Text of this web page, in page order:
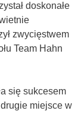
doskonałe
zwycięstwem
Team Hahn
się sukcesem
miejsce w